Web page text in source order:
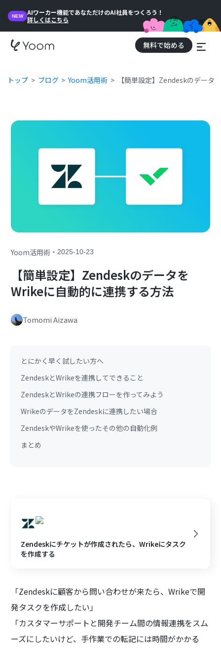
NEW
AIワーカー機能であなただけのAI社員をつくろう！
詳しくはこちら
無料で始める
トップ ブログ Yoom活用術 【簡単設定】Zendeskのデータ
Yoom活用術 ・2025-10-23
【簡単設定】Zendeskのデータを
Wrikeに自動的に連携する方法
Tomomi Aizawa
とにかく早く試したい方へ
ZendeskとWrikeを連携してできること
ZendeskとWrikeの連携フローを作ってみよう
WrikeのデータをZendeskに連携したい場合
ZendeskやWrikeを使ったその他の自動化例
まとめ
Zendeskにチケットが作成されたら、Wrikeにタスク
を作成する
「Zendeskに顧客から問い合わせが来たら、Wrikeで開
発タスクを作成したい」
「カスタマーサポートと開発チーム間の情報連携をスム
ーズにしたいけど、手作業での転記には時間がかかる